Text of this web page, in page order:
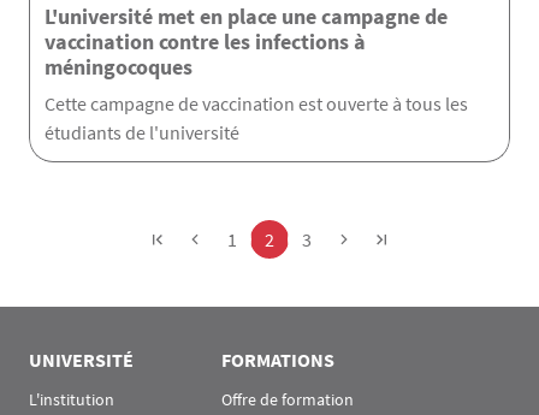
L'université met en place une campagne de
vaccination contre les infections à
méningocoques
Cette campagne de vaccination est ouverte à tous les
étudiants de l'université
Page
1 Page
2 Page
3
UNIVERSITÉ
L'institution
FORMATIONS
Offre de formation